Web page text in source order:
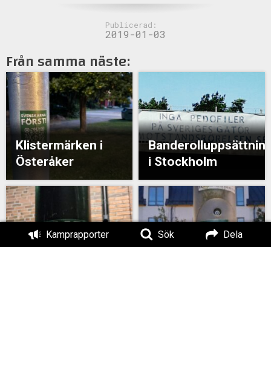
Kamprapporter Sök Dela
Publicerad:
2019-01-03
Från samma näste:
Klistermärken i
Österåker
i Stockholm